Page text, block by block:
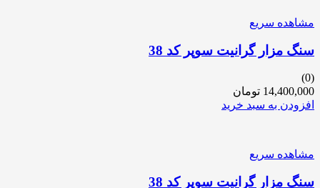
مشاهده سریع
سنگ مزار گرانیت سوپر کد 38
(0)
14,400,000 تومان
افزودن به سبد خرید
مشاهده سریع
سنگ مزار گرانیت سوپر کد 38